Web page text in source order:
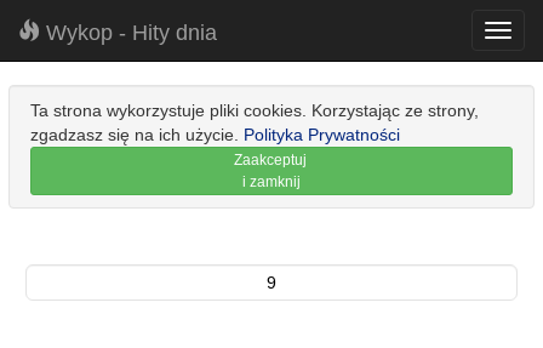
Wykop - Hity dnia
Ta strona wykorzystuje pliki cookies. Korzystając ze strony,
zgadzasz się na ich użycie. Polityka Prywatności
Zaakceptuj
i zamknij
9